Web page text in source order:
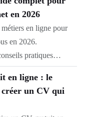
en 2026
en ligne pour
en 2026.
pratiques…
en ligne : le
un CV qui